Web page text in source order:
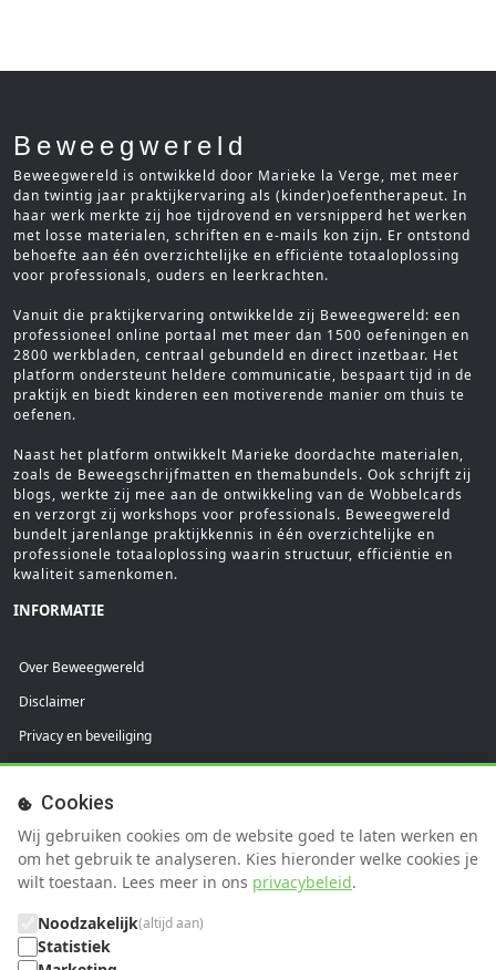
Beweegwereld
Beweegwereld is ontwikkeld door Marieke la Verge, met meer
dan twintig jaar praktijkervaring als (kinder)oefentherapeut. In
haar werk merkte zij hoe tijdrovend en versnipperd het werken
met losse materialen, schriften en e-mails kon zijn. Er ontstond
behoefte aan één overzichtelijke en efficiënte totaaloplossing
voor professionals, ouders en leerkrachten.
Vanuit die praktijkervaring ontwikkelde zij Beweegwereld: een
professioneel online portaal met meer dan 1500 oefeningen en
2800 werkbladen, centraal gebundeld en direct inzetbaar. Het
platform ondersteunt heldere communicatie, bespaart tijd in de
praktijk en biedt kinderen een motiverende manier om thuis te
oefenen.
Naast het platform ontwikkelt Marieke doordachte materialen,
zoals de Beweegschrijfmatten en themabundels. Ook schrijft zij
blogs, werkte zij mee aan de ontwikkeling van de Wobbelcards
en verzorgt zij workshops voor professionals. Beweegwereld
bundelt jarenlange praktijkkennis in één overzichtelijke en
professionele totaaloplossing waarin structuur, efficiëntie en
kwaliteit samenkomen.
INFORMATIE
Over Beweegwereld
Disclaimer
Privacy en beveiliging
Praktijkvoorwaarden
Cliëntvoorwaarden
SUPPORT
Help
Cookies
Wij gebruiken cookies om de website goed te laten werken en
om het gebruik te analyseren. Kies hieronder welke cookies je
wilt toestaan. Lees meer in ons privacybeleid.
Noodzakelijk(altijd aan)
Statistiek